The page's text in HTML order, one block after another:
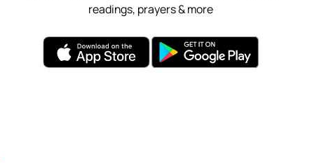
readings, prayers & more